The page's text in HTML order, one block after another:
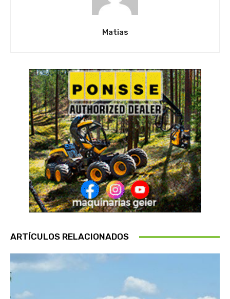
Matias
ARTÍCULOS RELACIONADOS